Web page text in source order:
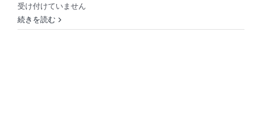
に
受け付けていません
続きを読む